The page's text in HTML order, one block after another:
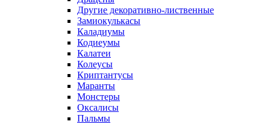
Другие декоративно-лиственные
Замиокулькасы
Каладиумы
Кодиеумы
Калатеи
Колеусы
Криптантусы
Маранты
Монстеры
Оксалисы
Пальмы